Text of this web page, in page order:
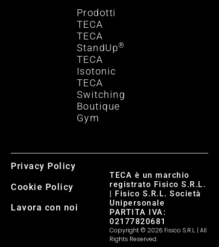
Prodotti
TECA
TECA
StandUp®
TECA
Isotonic
TECA
Switching
Boutique
Gym
TECA è un marchio
registrato Fisico S.R.L.
| Fisico S.R.L. Società
Unipersonale
PARTITA IVA:
02177820681
Copyright © 2026 Fisico S.R.L. | All
Rights Reserved.
Privacy Policy
Cookie Policy
Lavora con noi